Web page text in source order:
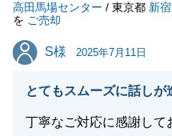
掛けください。
高田馬場センター / 東京都 新
を ご売却
S様
S様 2025年7月11日
とてもスムーズに話しが
丁寧なご対応に感謝して